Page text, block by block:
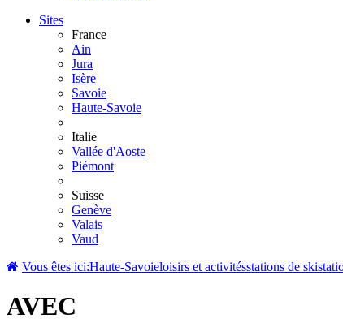
Sites
France
Ain
Jura
Isère
Savoie
Haute-Savoie
Italie
Vallée d'Aoste
Piémont
Suisse
Genève
Valais
Vaud
Vous êtes ici:Haute-Savoieloisirs et activitésstations de ski
AVEC